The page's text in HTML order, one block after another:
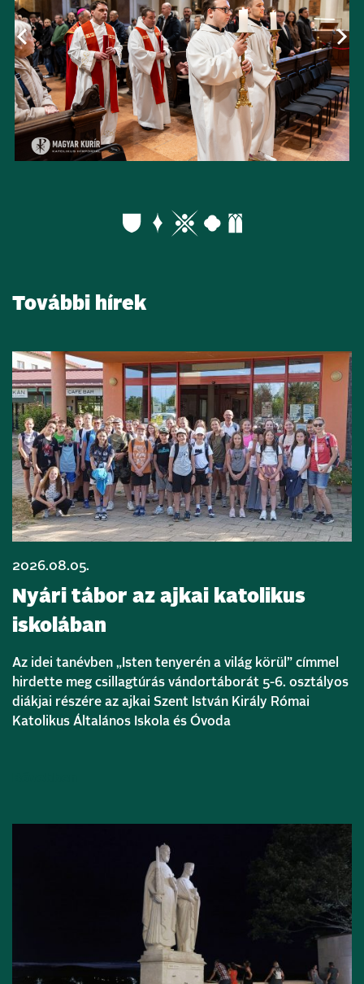
További hírek
2026.08.05.
Nyári tábor az ajkai katolikus
iskolában
Az idei tanévben „Isten tenyerén a világ körül” címmel
hirdette meg csillagtúrás vándortáborát 5-6. osztályos
diákjai részére az ajkai Szent István Király Római
Katolikus Általános Iskola és Óvoda